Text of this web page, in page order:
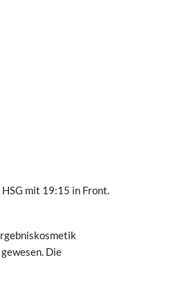
mit 19:15 in Front.
Die